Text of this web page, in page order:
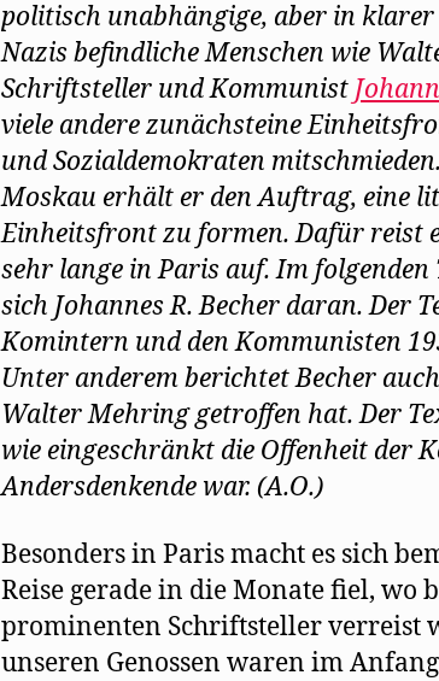
politisch unabhängige, aber in
Nazis befindliche Menschen wie
Schriftsteller und Kommunist
viele andere zunächsteine
und Sozialdemokraten
Moskau erhält er den Auftrag, eine
Einheitsfront zu formen. Dafür reist
sehr lange in Paris auf. Im
sich Johannes R. Becher daran. Der
Komintern und den Kommunisten
Unter anderem berichtet Becher
Walter Mehring getroffen hat. Der
wie eingeschränkt die Offenheit der
Andersdenkende war. (A.O.)
Besonders in Paris macht es sich
Reise gerade in die Monate fiel, wo
prominenten Schriftsteller verreist
unseren Genossen waren im